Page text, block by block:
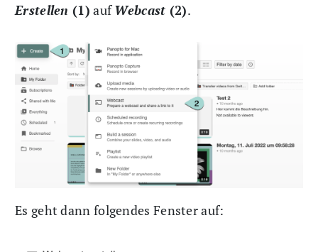
Erstellen (1) aufWebcast (2).
Es geht dann folgendes Fenster auf: